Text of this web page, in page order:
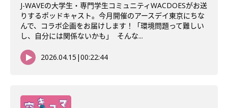
J-WAVEの大学生・専門学生コミュニティWACDOESがお送
りするポッドキャスト。今月開催のアースデイ東京にちな
んで、コラボ企画をお届けします！「環境問題って難しい
し、自分には関係ないかも」 そんな...
2026.04.15 |00:22:44